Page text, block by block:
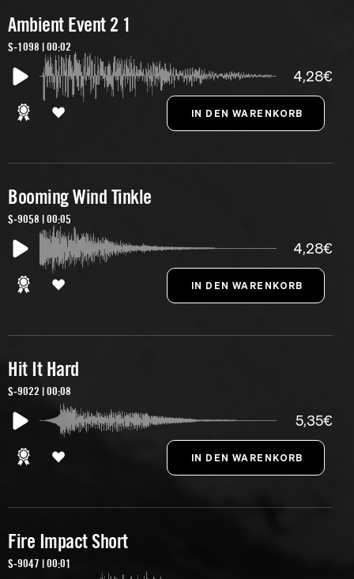
Ambient Event 2 1
S-1098 | 00:02
4,28€
Booming Wind Tinkle
S-9058 | 00:05
4,28€
Hit It Hard
S-9022 | 00:08
5,35€
Fire Impact Short
S-9047 | 00:01